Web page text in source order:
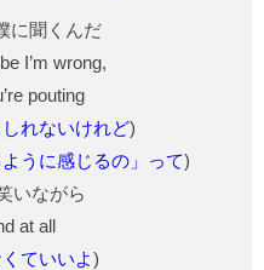
に聞くんだ
I’m wrong,
pouting
れないけれど)
うに感じるの」って)
いながら
at all
ていいよ)